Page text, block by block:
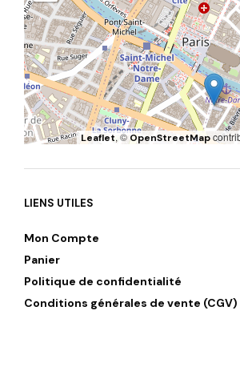
Leaflet, ©OpenStreetMap
LIENS UTILES
Mon Compte
Panier
Politique de confidentialité
Conditions générales de vente (CGV)